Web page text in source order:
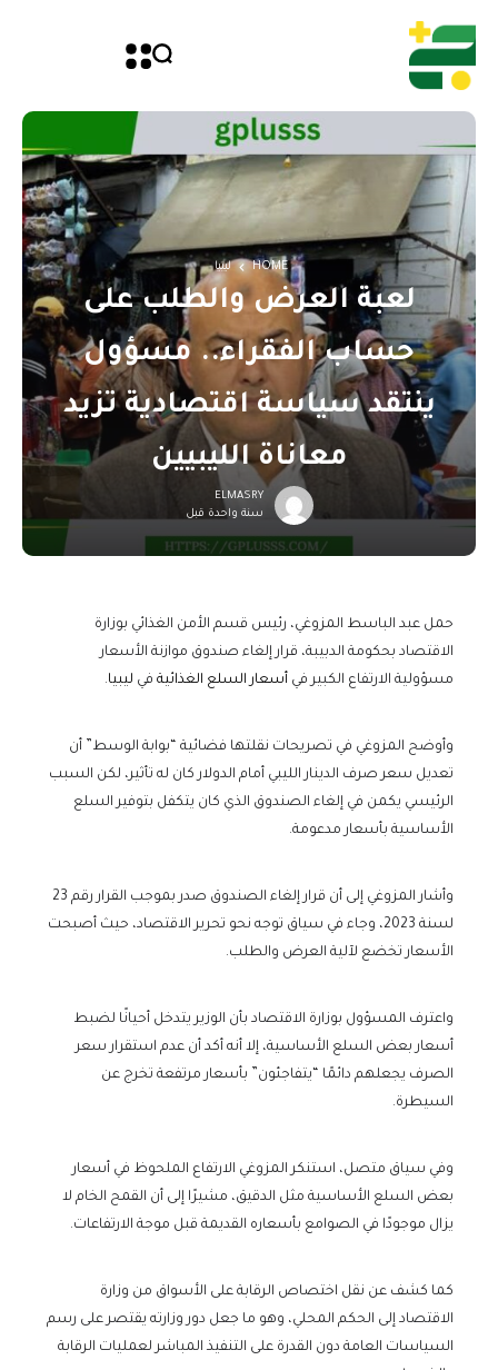
HOME ليبيا
لعبة العرض والطلب على
حساب الفقراء.. مسؤول
ينتقد سياسة اقتصادية تزيد
معاناة الليبيين
ELMASRY
سنة واحدة قبل
حمل عبد الباسط المزوغي، رئيس قسم الأمن الغذائي بوزارة
الاقتصاد بحكومة الدبيبة، قرار إلغاء صندوق موازنة الأسعار
مسؤولية الارتفاع الكبير في أسعار السلع الغذائية في ليبيا.
وأوضح المزوغي في تصريحات نقلتها فضائية “بوابة الوسط” أن
تعديل سعر صرف الدينار الليبي أمام الدولار كان له تأثير، لكن السبب
الرئيسي يكمن في إلغاء الصندوق الذي كان يتكفل بتوفير السلع
الأساسية بأسعار مدعومة.
وأشار المزوغي إلى أن قرار إلغاء الصندوق صدر بموجب القرار رقم 23
لسنة 2023، وجاء في سياق توجه نحو تحرير الاقتصاد، حيث أصبحت
الأسعار تخضع لآلية العرض والطلب.
واعترف المسؤول بوزارة الاقتصاد بأن الوزير يتدخل أحيانًا لضبط
أسعار بعض السلع الأساسية، إلا أنه أكد أن عدم استقرار سعر
الصرف يجعلهم دائمًا “يتفاجئون” بأسعار مرتفعة تخرج عن
السيطرة.
وفي سياق متصل، استنكر المزوغي الارتفاع الملحوظ في أسعار
بعض السلع الأساسية مثل الدقيق، مشيرًا إلى أن القمح الخام لا
يزال موجودًا في الصوامع بأسعاره القديمة قبل موجة الارتفاعات.
كما كشف عن نقل اختصاص الرقابة على الأسواق من وزارة
الاقتصاد إلى الحكم المحلي، وهو ما جعل دور وزارته يقتصر على رسم
السياسات العامة دون القدرة على التنفيذ المباشر لعمليات الرقابة